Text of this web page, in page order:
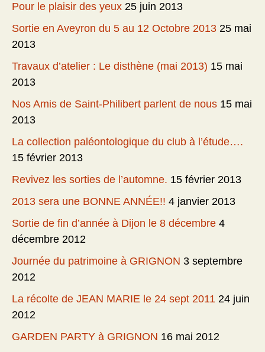
Pour le plaisir des yeux 25 juin 2013
Sortie en Aveyron du 5 au 12 Octobre 2013 25 mai
2013
Travaux d’atelier : Le disthène (mai 2013) 15 mai
2013
Nos Amis de Saint-Philibert parlent de nous 15 mai
2013
La collection paléontologique du club à l’étude….
15 février 2013
Revivez les sorties de l’automne. 15 février 2013
2013 sera une BONNE ANNÉE!! 4 janvier 2013
Sortie de fin d’année à Dijon le 8 décembre 4
décembre 2012
Journée du patrimoine à GRIGNON 3 septembre
2012
La récolte de JEAN MARIE le 24 sept 2011 24 juin
2012
GARDEN PARTY à GRIGNON 16 mai 2012